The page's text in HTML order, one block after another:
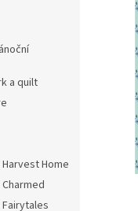
a quilt
Home